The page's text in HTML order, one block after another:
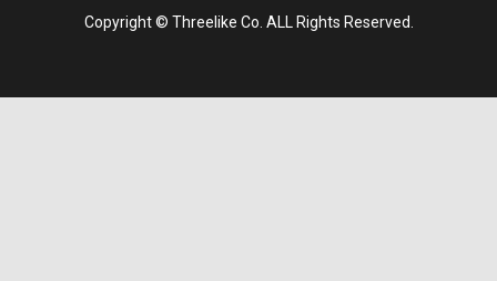
Copyright © Threelike Co. ALL Rights Reserved.